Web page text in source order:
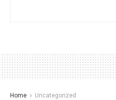
Home Uncategorized